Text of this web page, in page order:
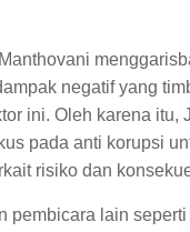
negatif yang
ini. Oleh karena itu,
pada anti korupsi
risiko dan
pembicara lain